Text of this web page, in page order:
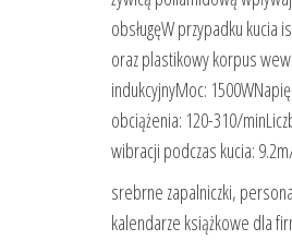
obsługęW przypadku kucia
oraz plastikowy korpus
indukcyjnyMoc:
obciążenia: 120-310/
wibracji podczas kucia:
srebrne zapalniczki,
kalendarze książkowe dla